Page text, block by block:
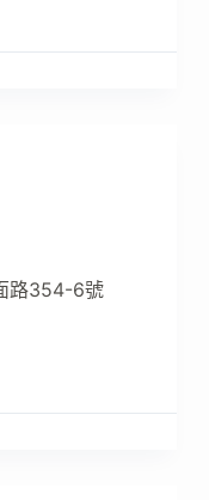
路354-6號